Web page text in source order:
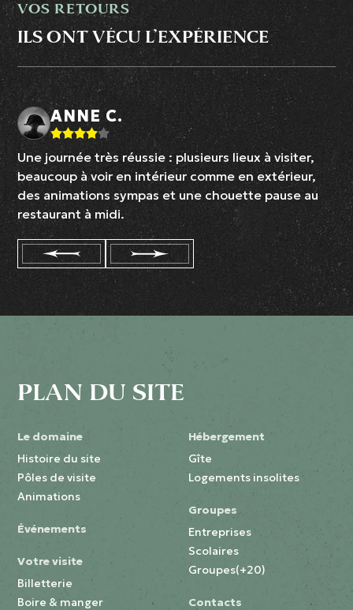
VOS RETOURS
ILS ONT VÉCU L’EXPÉRIENCE
ANNE C.
Une journée très réussie : plusieurs lieux à visiter,
beaucoup à voir en intérieur comme en extérieur,
des animations sympas et une chouette pause au
restaurant à midi.
PLAN DU SITE
Le domaine
Histoire du site
Pôles de visite
Animations
Événements
Votre visite
Billetterie
Boire & manger
Hébergement
Gîte
Logements insolites
Groupes
Entreprises
Scolaires
Groupes(+20)
Contacts